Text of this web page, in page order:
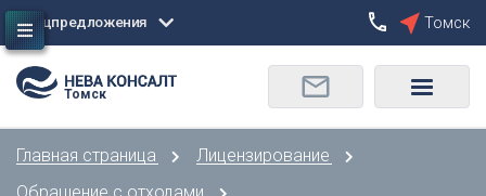
Сбросить
Москва
Санкт-Петербург
О
Орел
Спецпредложения Томск
Томск
Главная страница
Лицензирование